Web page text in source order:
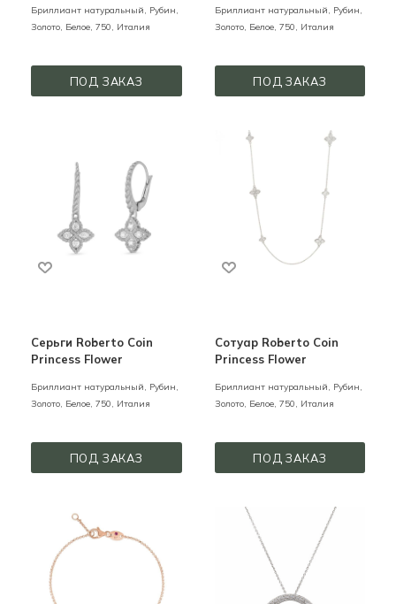
Бриллиант натуральный, Рубин,
Золото, Белое, 750, Италия
ПОД ЗАКАЗ
Бриллиант натуральный, Рубин,
Золото, Белое, 750, Италия
ПОД ЗАКАЗ
Серьги Roberto Coin
Princess Flower
Бриллиант натуральный, Рубин,
Золото, Белое, 750, Италия
ПОД ЗАКАЗ
Сотуар Roberto Coin
Princess Flower
Бриллиант натуральный, Рубин,
Золото, Белое, 750, Италия
ПОД ЗАКАЗ